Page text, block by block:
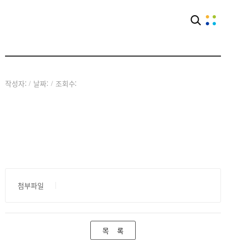
작성자: / 날짜: / 조회수:
첨부파일
목 록